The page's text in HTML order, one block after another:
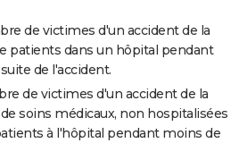
de victimes d'un accident de la
patients dans un hôpital pendant
de l'accident.
de victimes d'un accident de la
soins médicaux, non hospitalisées
à l'hôpital pendant moins de